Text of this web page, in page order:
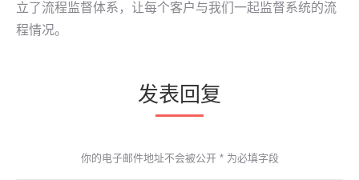
立了流程监督体系，让每个客户与我们一起监督系统的流
程情况。
发表回复
你的电子邮件地址不会被公开 *为必填字段